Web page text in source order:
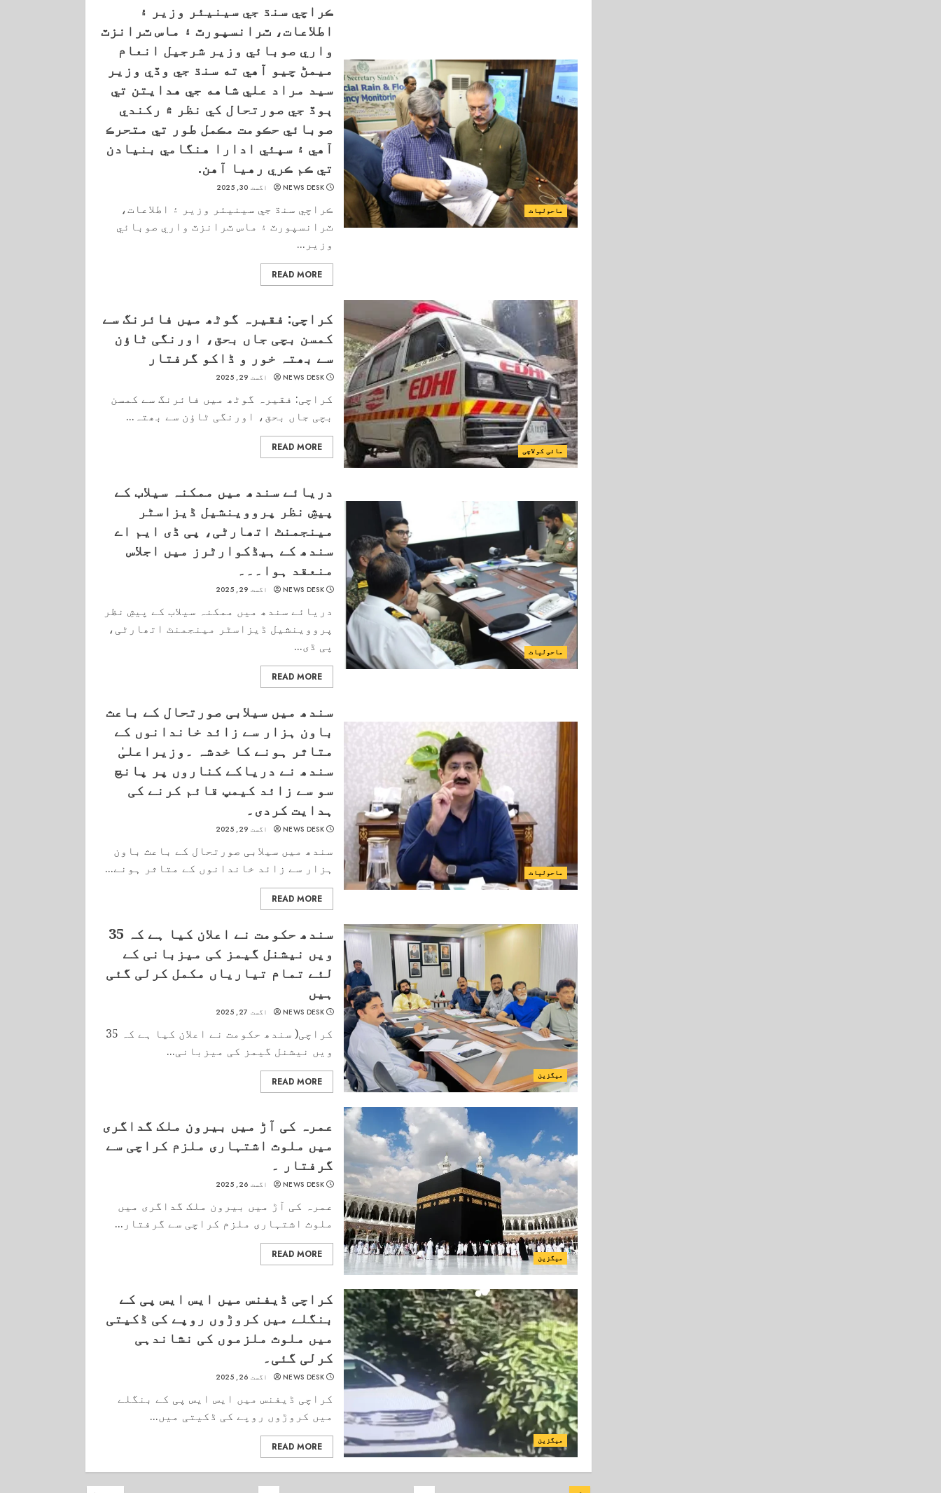
ماحولیات
ڪراچي سنڌ جي سينيئر وزير ۽
اطلاعات، ٽرانسپورٽ ۽ ماس ٽرانزٽ
واري صوبائي وزير شرجيل انعام
ميمڻ چيو آهي ته سنڌ جي وڏي وزير
سيد مراد علي شاهه جي هدايتن تي
ٻوڏ جي صورتحال کي نظر ۾ رکندي
صوبائي حڪومت مڪمل طور تي متحرڪ
آهي ۽ سڀئي ادارا هنگامي بنيادن
تي ڪم ڪري رهيا آهن.
NEWS DESK اگست 30, 2025
ڪراچي سنڌ جي سينيئر وزير ۽ اطلاعات،
ٽرانسپورٽ ۽ ماس ٽرانزٽ واري صوبائي
وزير...
READ MORE
مائی کولاچی
کراچی: فقیرہ گوٹھ میں فائرنگ سے
کمسن بچی جاں بحق، اورنگی ٹاؤن
سے بھتہ خور و ڈاکو گرفتار
NEWS DESK اگست 29, 2025
کراچی: فقیرہ گوٹھ میں فائرنگ سے کمسن
بچی جاں بحق، اورنگی ٹاؤن سے بھتہ...
READ MORE
ماحولیات
دریائے سندھ میں ممکنہ سیلاب کے
پیشِ نظر پرووینشیل ڈیزاسٹر
مینجمنٹ اتھارٹی، پی ڈی ایم اے
سندھ کے ہیڈکوارٹرز میں اجلاس
منعقد ہوا۔۔۔
NEWS DESK اگست 29, 2025
دریائے سندھ میں ممکنہ سیلاب کے پیشِ نظر
پرووینشیل ڈیزاسٹر مینجمنٹ اتھارٹی،
پی ڈی...
READ MORE
ماحولیات
سندھ میں سیلابی صورتحال کے باعث
باون ہزار سے زائد خاندانوں کے
متاثر ہونے کا خدشہ ۔وزیراعلیٰ
سندھ نے دریاکے کناروں پر پانچ
سو سے زائد کیمپ قائم کرنے کی
ہدایت کردی۔
NEWS DESK اگست 29, 2025
سندھ میں سیلابی صورتحال کے باعث باون
ہزار سے زائد خاندانوں کے متاثر ہونے...
READ MORE
میگزین
سندھ حکومت نے اعلان کیا ہے کہ 35
ویں نیشنل گیمز کی میزبانی کے
لئے تمام تیاریاں مکمل کرلی گئی
ہیں
NEWS DESK اگست 27, 2025
کراچی( سندھ حکومت نے اعلان کیا ہے کہ 35
ویں نیشنل گیمز کی میزبانی...
READ MORE
میگزین
عمرہ کی آڑ میں بیرون ملک گداگری
میں ملوث اشتہاری ملزم کراچی سے
گرفتار ۔
NEWS DESK اگست 26, 2025
عمرہ کی آڑ میں بیرون ملک گداگری میں
ملوث اشتہاری ملزم کراچی سے گرفتار...
READ MORE
میگزین
کراچی ڈیفنس میں ایس ایس پی کے
بنگلے میں کروڑوں روپے کی ڈکیتی
میں ملوث ملزموں کی نشاندہی
کرلی گئی۔
NEWS DESK اگست 26, 2025
کراچی ڈیفنس میں ایس ایس پی کے بنگلے
میں کروڑوں روپے کی ڈکیتی میں...
READ MORE